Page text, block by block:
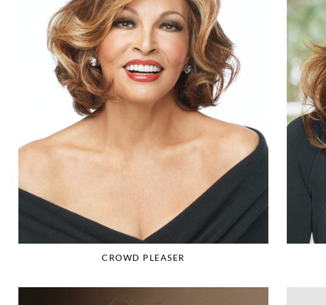
CROWD PLEASER